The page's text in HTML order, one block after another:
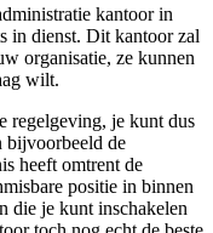
kantoor in
in dienst. Dit kantoor zal
organisatie, ze kunnen
wilt.
regelgeving, je kunt dus
bijvoorbeeld de
heeft omtrent de
positie in binnen
die je kunt inschakelen